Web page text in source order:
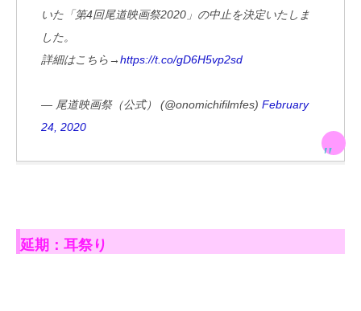
いた「第4回尾道映画祭2020」の中止を決定いたしま
した。
詳細はこちら→https://t.co/gD6H5vp2sd
— 尾道映画祭（公式） (@onomichifilmfes) February
24, 2020
延期：耳祭り